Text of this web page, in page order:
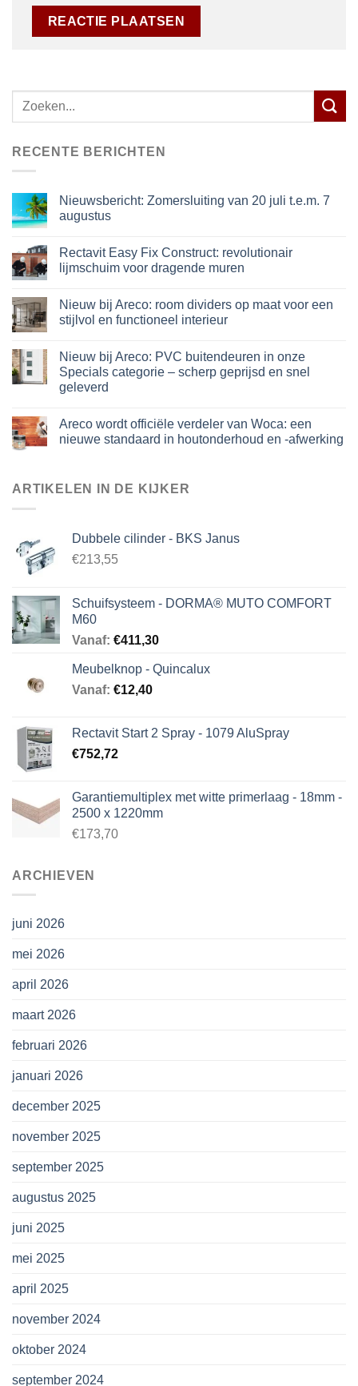
Zoeken
naar:
RECENTE BERICHTEN
Nieuwsbericht: Zomersluiting van 20 juli t.e.m. 7
augustus
Rectavit Easy Fix Construct: revolutionair
lijmschuim voor dragende muren
Nieuw bij Areco: room dividers op maat voor een
stijlvol en functioneel interieur
Nieuw bij Areco: PVC buitendeuren in onze
Specials categorie – scherp geprijsd en snel
geleverd
Areco wordt officiële verdeler van Woca: een
nieuwe standaard in houtonderhoud en -afwerking
ARTIKELEN IN DE KIJKER
Dubbele cilinder - BKS Janus
€213,55
Schuifsysteem - DORMA® MUTO COMFORT
M60
Vanaf: €411,30
Meubelknop - Quincalux
Vanaf: €12,40
Rectavit Start 2 Spray - 1079 AluSpray
€752,72
Garantiemultiplex met witte primerlaag - 18mm -
2500 x 1220mm
€173,70
ARCHIEVEN
juni 2026
mei 2026
april 2026
maart 2026
februari 2026
januari 2026
december 2025
november 2025
september 2025
augustus 2025
juni 2025
mei 2025
april 2025
november 2024
oktober 2024
september 2024